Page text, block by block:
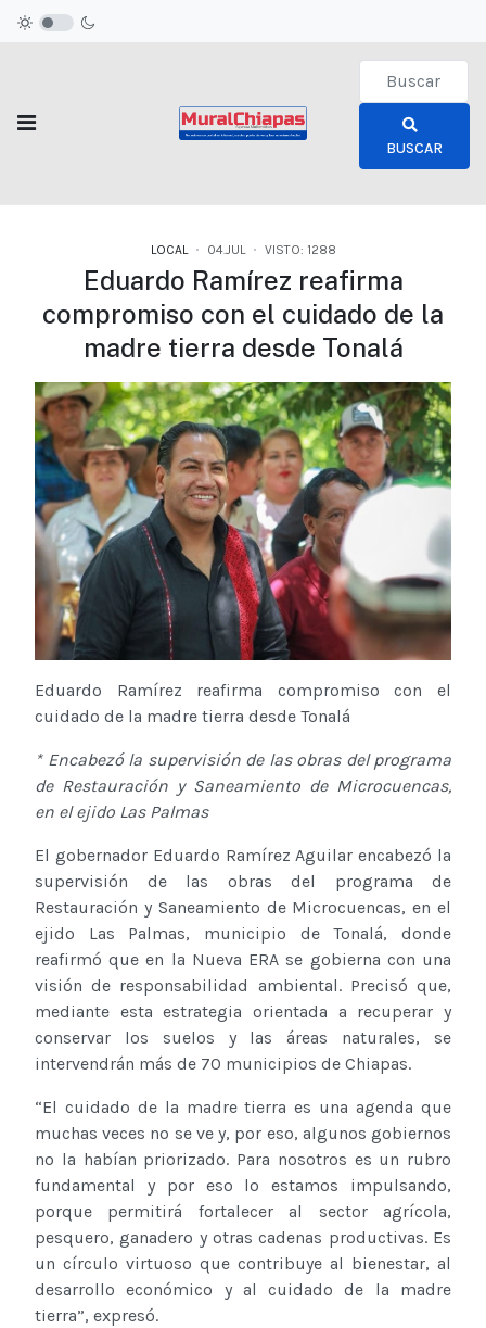
Type 2 or
BUSCAR
LOCAL 04.JUL VISTO: 1288
Eduardo Ramírez reafirma
compromiso con el cuidado de la
madre tierra desde Tonalá
Eduardo Ramírez reafirma compromiso con el
cuidado de la madre tierra desde Tonalá
* Encabezó la supervisión de las obras del programa
de Restauración y Saneamiento de Microcuencas,
en el ejido Las Palmas
El gobernador Eduardo Ramírez Aguilar encabezó la
supervisión de las obras del programa de
Restauración y Saneamiento de Microcuencas, en el
ejido Las Palmas, municipio de Tonalá, donde
reafirmó que en la Nueva ERA se gobierna con una
visión de responsabilidad ambiental. Precisó que,
mediante esta estrategia orientada a recuperar y
conservar los suelos y las áreas naturales, se
intervendrán más de 70 municipios de Chiapas.
“El cuidado de la madre tierra es una agenda que
muchas veces no se ve y, por eso, algunos gobiernos
no la habían priorizado. Para nosotros es un rubro
fundamental y por eso lo estamos impulsando,
porque permitirá fortalecer al sector agrícola,
pesquero, ganadero y otras cadenas productivas. Es
un círculo virtuoso que contribuye al bienestar, al
desarrollo económico y al cuidado de la madre
tierra”, expresó.